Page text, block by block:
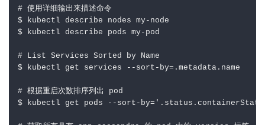
# 使用详细输出来描述命令
$ kubectl describe nodes my-node
$ kubectl describe pods my-pod
# List Services Sorted by Name
$ kubectl get services --sort-by= .metadata.name
# 根据重启次数排序列出 pod
$ kubectl get pods --sort-by=